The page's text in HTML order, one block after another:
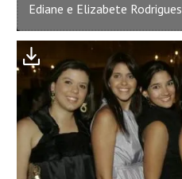
Ediane e Elizabete Rodrigues